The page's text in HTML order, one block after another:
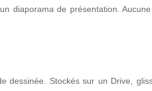
diaporama de présentation.
dessinée. Stockés sur un Drive,